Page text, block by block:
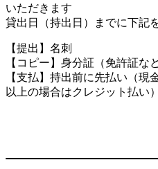
いただきます
貸出日（持出日）までに下記
【提出】名刺
【コピー】身分証（免許証など
【支払】持出前に先払い（現
以上の場合はクレジット払い）